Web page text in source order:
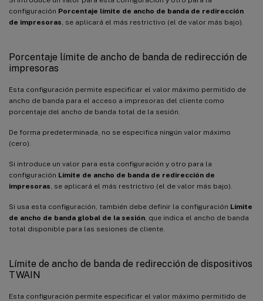
configuración Porcentaje límite de ancho de banda de redirección
de impresoras , se aplicará el más restrictivo (el de valor más bajo).
Porcentaje límite de ancho de banda de redirección de
impresoras
Esta configuración permite especificar el valor máximo permitido de
ancho de banda para el acceso a impresoras del cliente como
porcentaje del ancho de banda total de la sesión.
De forma predeterminada, no se especifica ningún valor máximo
(cero).
Si introduce un valor para esta configuración y otro para la
configuración Límite de ancho de banda de redirección de
impresoras , se aplicará el más restrictivo (el de valor más bajo).
Si usa esta configuración, también debe definir la configuración Límite
de ancho de banda global de la sesión , que indica el ancho de banda
total disponible para las sesiones de cliente.
Límite de ancho de banda de redirección de dispositivos
TWAIN
Esta configuración permite especificar el valor máximo permitido de